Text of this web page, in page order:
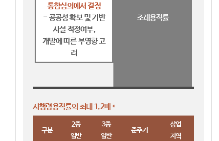
통합심의에서 결정
- 공공성 확보 및 기반
시설 적정여부,
개발에 따른 부영향 고
려
조례용적률
시행령용적률의 최대 1.2배 *
구분
2종
일반
3종
일반
준주거
상업
지역